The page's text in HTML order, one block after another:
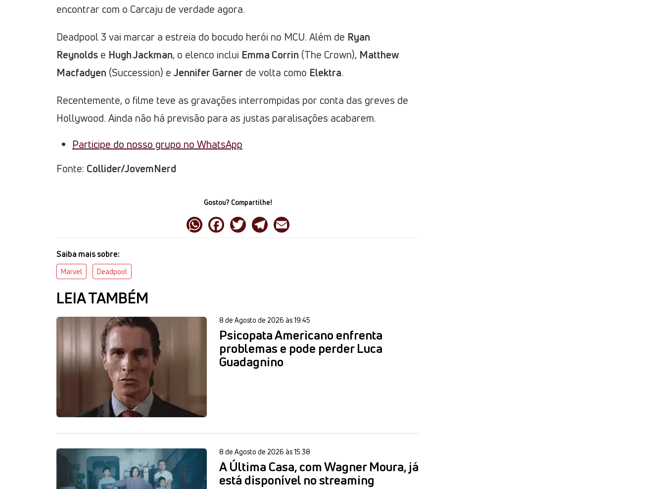
encontrar com o Carcaju de verdade agora.
Deadpool 3 vai marcar a estreia do bocudo herói no MCU. Além de Ryan
Reynolds e Hugh Jackman, o elenco inclui Emma Corrin (The Crown), Matthew
Macfadyen (Succession) e Jennifer Garner de volta como Elektra.
Recentemente, o filme teve as gravações interrompidas por conta das greves de
Hollywood. Ainda não há previsão para as justas paralisações acabarem.
Participe do nosso grupo no WhatsApp
Fonte: Collider/JovemNerd
Gostou? Compartilhe!
Saiba mais sobre:
Marvel Deadpool
LEIA TAMBÉM
8 de Agosto de 2026 às 19:45
Psicopata Americano enfrenta
problemas e pode perder Luca
Guadagnino
8 de Agosto de 2026 às 15:38
A Última Casa, com Wagner Moura, já
está disponível no streaming